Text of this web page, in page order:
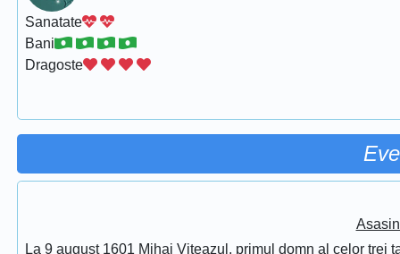
Sanatate
Bani
Dragoste
La 9 august 1601 Mihai Viteazul, primul domn al celor trei